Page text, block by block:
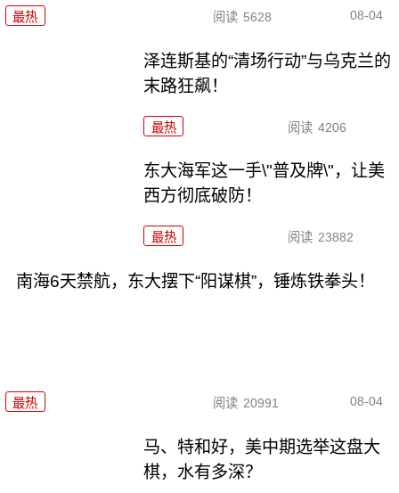
最热 阅读 5628 08-04
泽连斯基的“清场行动”与乌克兰的
末路狂飙！
最热 阅读 4206
东大海军这一手\"普及牌\"，让美
西方彻底破防！
最热 阅读 23882
南海6天禁航，东大摆下“阳谋棋”，锤炼铁拳头！
最热 阅读 20991 08-04
马、特和好，美中期选举这盘大
棋，水有多深？